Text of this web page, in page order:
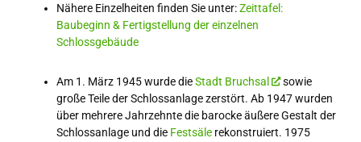
Nähere Einzelheiten finden Sie unter:Zeittafel:
Baubeginn & Fertigstellung der einzelnen
Schlossgebäude
Am 1. März 1945 wurde dieStadt Bruchsal
sowie
große Teile der Schlossanlage zerstört. Ab 1947 wurden
über mehrere Jahrzehnte die barocke äußere Gestalt der
Schlossanlage und die Festsälerekonstruiert. 1975